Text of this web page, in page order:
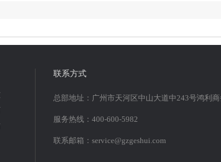
联系方式
总部地址：广州市天河区中山大道中243号鸿利
服务热线：400-600-5982
联系邮箱：service@gzgeshui.com